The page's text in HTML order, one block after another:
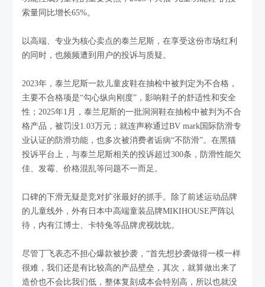
索量同比增长65%。
以高端、专业为核心卖点的泰兰尼斯，在享受这份市场红利
的同时，也频频遭到用户的投诉与质疑。
2023年，泰兰尼斯一款儿童皮鞋在抽检中被判定为不合格，
主要不合格项是“勾心纵向刚度”，影响鞋子的舒适性和安全
性；2025年1月，泰兰尼斯的一批洞洞鞋在抽检中被判为不合
格产品，被罚没1.03万元；就连声称通过BV mark国际防滑专
业认证的防滑功能，也多次被消费者诟病“不防滑”。在黑猫
投诉平台上，与泰兰尼斯相关的投诉超过300条，防滑性能欠
佳、发霉、价格混乱等问题不一而足。
口碑的下滑无疑是竞对扩张最好的抓手。除了前述运动品牌
的儿童线外，外有日本中高端童装品牌MIKIHOUSE严阵以
待，内有江博士、卡特兔等品牌虎视眈眈。
尽管丁飞表态不担心爆款被抄袭，“首先想抄袭做得一模一样
很难，我们还是有比较高的产品壁垒，其次，就算做出来了
造价也不会比我们低，整体复刻成本会特别高，所以也就没